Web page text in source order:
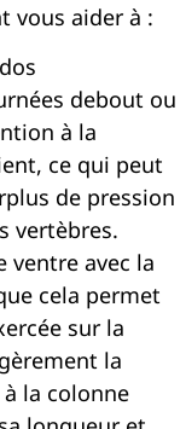
vous aider à :
debout ou
à la
ce qui peut
de pression
vertèbres.
ventre avec la
cela permet
sur la
la
la colonne